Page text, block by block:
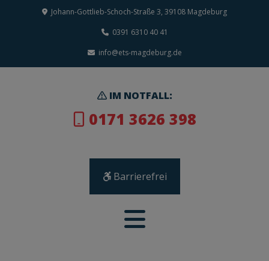
Johann-Gottlieb-Schoch-Straße 3, 39108 Magdeburg
0391 6310 40 41
info@ets-magdeburg.de
IM NOTFALL:
0171 3626 398
Barrierefrei